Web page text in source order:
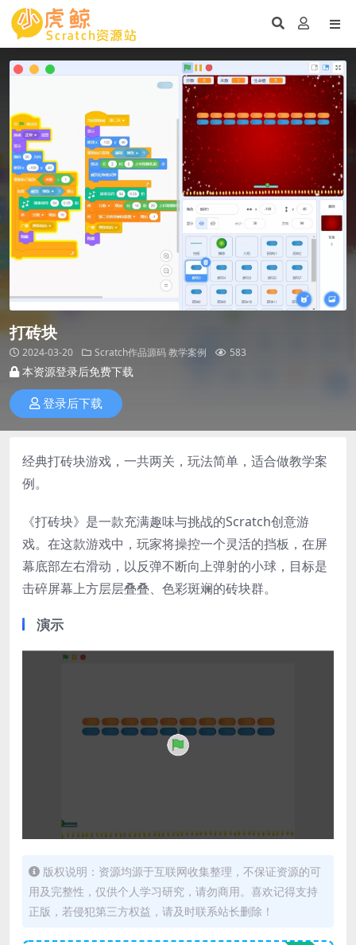
打砖块
2024-03-20 Scratch作品源码教学案例 583
本资源登录后免费下载
登录后下载
经典打砖块游戏，一共两关，玩法简单，适合做教学案
例。
《打砖块》是一款充满趣味与挑战的Scratch创意游
戏。在这款游戏中，玩家将操控一个灵活的挡板，在屏
幕底部左右滑动，以反弹不断向上弹射的小球，目标是
击碎屏幕上方层层叠叠、色彩斑斓的砖块群。
演示
版权说明：资源均源于互联网收集整理，不保证资源的可
用及完整性，仅供个人学习研究，请勿商用。喜欢记得支持
正版，若侵犯第三方权益，请及时联系站长删除！